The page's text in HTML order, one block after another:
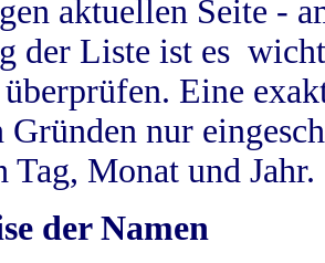
aktuellen Seite -
der Liste ist es
Eine
Gründen nur
Tag, Monat und Jahr.
der Namen